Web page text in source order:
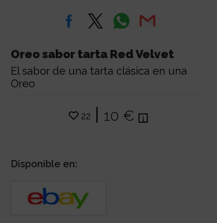
Oreo sabor tarta Red Velvet
El sabor de una tarta clásica en una
Oreo
22 | 10 €
Disponible en: